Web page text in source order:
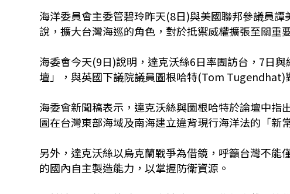
海洋委員會主委管碧玲昨天(8日)與美國聯邦參議員
說，擴大台灣海巡的角色，對於抵禦威權擴張至關重
海委會今天(9日)說明，達克沃絲6日率團訪台，7日
壇」，與英國下議院議員圖根哈特(Tom Tugendhat)
海委會新聞稿表示，達克沃絲與圖根哈特於論壇中
圖在台灣東部海域及南海建立違背現行海洋法的「新
另外，達克沃絲以烏克蘭戰爭為借鏡，呼籲台灣不
的國內自主製造能力，以掌握防衛資源。